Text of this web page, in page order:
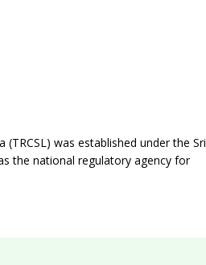
was established under the Sri
the national regulatory agency for